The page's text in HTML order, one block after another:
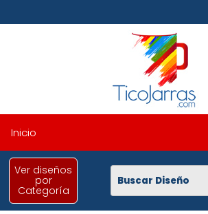
Inicio
Ver diseños
por
Categoría